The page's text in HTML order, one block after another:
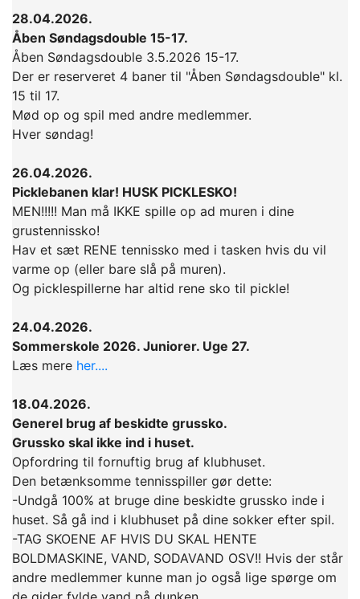
28.04.2026.
Åben Søndagsdouble 15-17.
Åben Søndagsdouble 3.5.2026 15-17.
Der er reserveret 4 baner til "Åben Søndagsdouble" kl.
15 til 17.
Mød op og spil med andre medlemmer.
Hver søndag!
26.04.2026.
Picklebanen klar! HUSK PICKLESKO!
MEN!!!!! Man må IKKE spille op ad muren i dine
grustennissko!
Hav et sæt RENE tennissko med i tasken hvis du vil
varme op (eller bare slå på muren).
Og picklespillerne har altid rene sko til pickle!
24.04.2026.
Sommerskole 2026. Juniorer. Uge 27.
Læs mere her....
18.04.2026.
Generel brug af beskidte grussko.
Grussko skal ikke ind i huset.
Opfordring til fornuftig brug af klubhuset.
Den betænksomme tennisspiller gør dette:
-Undgå 100% at bruge dine beskidte grussko inde i
huset. Så gå ind i klubhuset på dine sokker efter spil.
-TAG SKOENE AF HVIS DU SKAL HENTE
BOLDMASKINE, VAND, SODAVAND OSV!! Hvis der står
andre medlemmer kunne man jo også lige spørge om